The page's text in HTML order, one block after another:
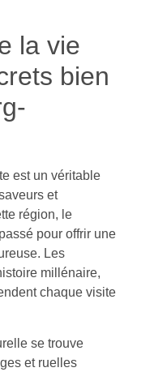
la vie
bien
est un véritable
et
région, le
pour offrir une
Les
millénaire,
chaque visite
se trouve
et ruelles